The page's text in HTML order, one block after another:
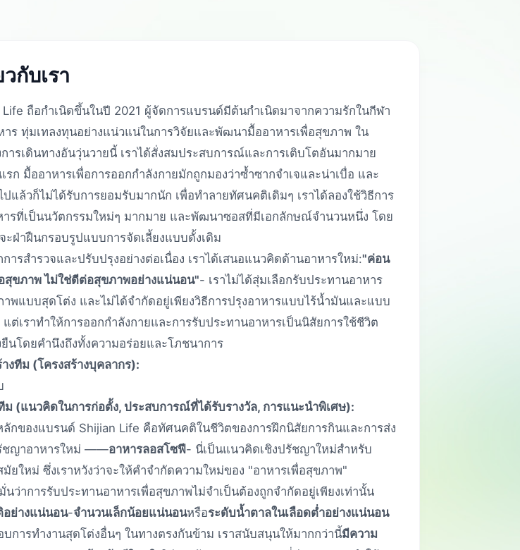
วกับเรา
Life ถือกำเนิดขึ้นในปี 2021 ผู้จัดการแบรนด์มีต้นกำเนิดมาจากความรักในกีฬา
าร ทุ่มเทลงทุนอย่างแน่วแน่ในการวิจัยและพัฒนามื้ออาหารเพื่อสุขภาพ ใน
การเดินทางอันวุ่นวายนี้ เราได้สั่งสมประสบการณ์และการเติบโตอันมากมาย
รก มื้ออาหารเพื่อการออกกำลังกายมักถูกมองว่าซ้ำซากจำเจและน่าเบื่อ และ
ปแล้วก็ไม่ได้รับการยอมรับมากนัก เพื่อทำลายทัศนคติเดิมๆ เราได้ลองใช้วิธีการ
ารที่เป็นนวัตกรรมใหม่ๆ มากมาย และพัฒนาซอสที่มีเอกลักษณ์จำนวนหนึ่ง โดย
ะฝ่าฝืนกรอบรูปแบบการจัดเลี้ยงแบบดั้งเดิม
การสำรวจและปรับปรุงอย่างต่อเนื่อง เราได้เสนอแนวคิดด้านอาหารใหม่:"ค่อน
สุขภาพ ไม่ใช่ดีต่อสุขภาพอย่างแน่นอน"- เราไม่ได้สุ่มเลือกรับประทานอาหาร
าพแบบสุดโต่ง และไม่ได้จำกัดอยู่เพียงวิธีการปรุงอาหารแบบไร้น้ำมันและแบบ
แต่เราทำให้การออกกำลังกายและการรับประทานอาหารเป็นนิสัยการใช้ชีวิต
ยืนโดยคำนึงถึงทั้งความอร่อยและโภชนาการ
งทีม (โครงสร้างบุคลากร):
ม (แนวคิดในการก่อตั้ง, ประสบการณ์ที่ได้รับรางวัล, การแนะนำพิเศษ):
กของแบรนด์ Shijian Life คือทัศนคติในชีวิตของการฝึกนิสัยการกินและการส่ง
ชญาอาหารใหม่ ——อาหารลอสโซฟี- นี่เป็นแนวคิดเชิงปรัชญาใหม่สำหรับ
มัยใหม่ ซึ่งเราหวังว่าจะให้คำจำกัดความใหม่ของ "อาหารเพื่อสุขภาพ"
มั่นว่าการรับประทานอาหารเพื่อสุขภาพไม่จำเป็นต้องถูกจำกัดอยู่เพียงเท่านั้น
อย่างแน่นอน-จำนวนเล็กน้อยแน่นอนหรือระดับน้ำตาลในเลือดต่ำอย่างแน่นอน
บการทำงานสุดโต่งอื่นๆ ในทางตรงกันข้าม เราสนับสนุนให้มากกว่านี้มีความ